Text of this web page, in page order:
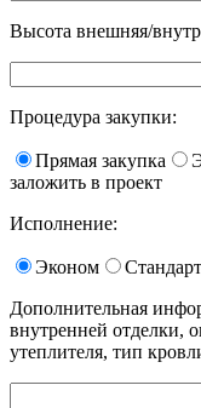
Высота внешняя/
Процедура закупки:
Прямая закупка
заложить в проект
Исполнение:
Эконом Стандарт
Дополнительная
внутренней отделки,
утеплителя, тип